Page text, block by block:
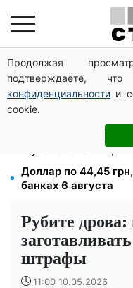
Продолжая
подтверждаете,
конфиденциальности и
cookie.
Депо Укрпочты
погибших, доставку
113 млрд грн
830 тысяч
1500 списанных,
Мукачевском ТЦК
Доллар по 44,45
банках 6 августа
Рубите
штрафы
11:00 10.05.2026